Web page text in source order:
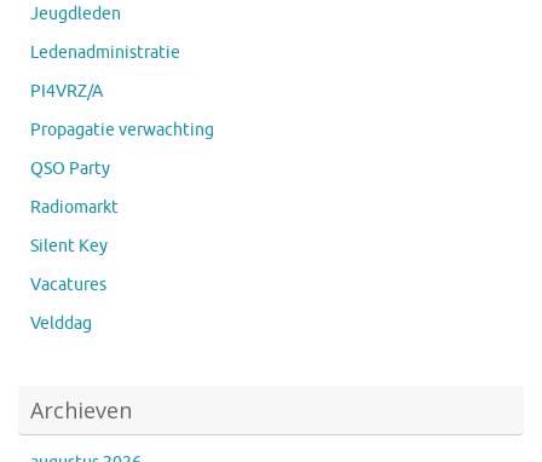
Jeugdleden
Ledenadministratie
PI4VRZ/A
Propagatie verwachting
QSO Party
Radiomarkt
Silent Key
Vacatures
Velddag
Archieven